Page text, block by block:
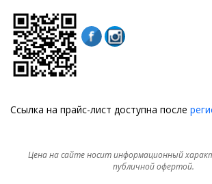
Ссылка на прайс-лист доступна после
Цена на сайте носит информационный
публичной офертой.